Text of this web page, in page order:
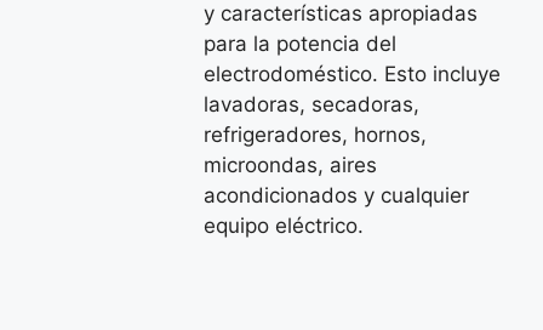
y características apropiadas
para la potencia del
electrodoméstico. Esto incluye
lavadoras, secadoras,
refrigeradores, hornos,
microondas, aires
acondicionados y cualquier
equipo eléctrico.